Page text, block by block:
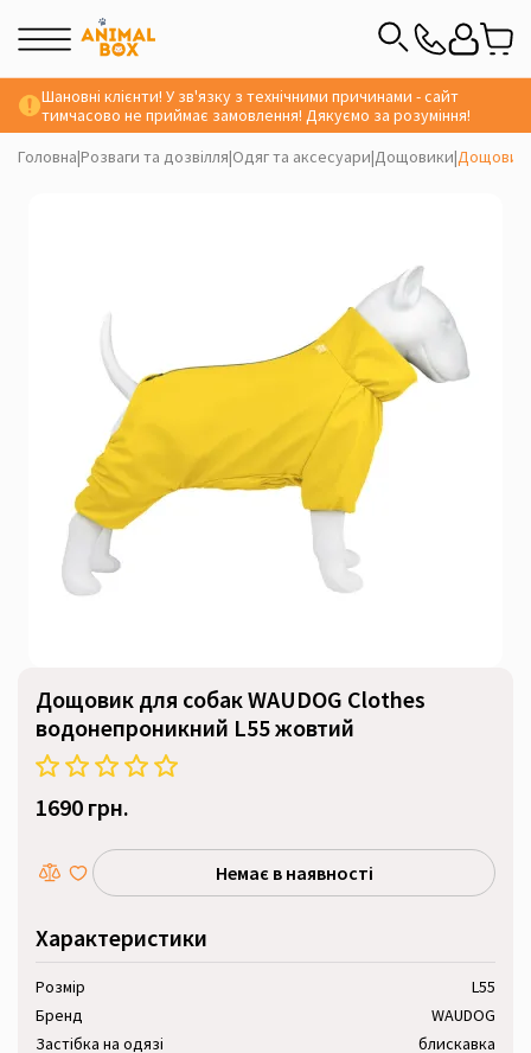
Шановні клієнти! У зв'язку з технічними причинами - сайт
тимчасово не приймає замовлення! Дякуємо за розуміння!
Головна|Розваги та дозвілля|Одяг та аксесуари|Дощовики|Дощовик
Дощовик для собак WAUDOG Clothes
водонепроникний L55 жовтий
1690 грн.
Немає в наявності
Характеристики
Розмір
L55
Бренд
WAUDOG
Застібка на одязі
блискавка